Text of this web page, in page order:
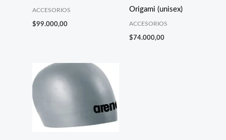
ACCESORIOS
$99.000,00
Origami (unisex)
ACCESORIOS
$74.000,00